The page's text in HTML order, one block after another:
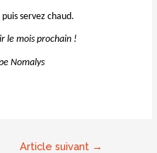
servez chaud.
le mois prochain !
Nomalys
Article suivant →